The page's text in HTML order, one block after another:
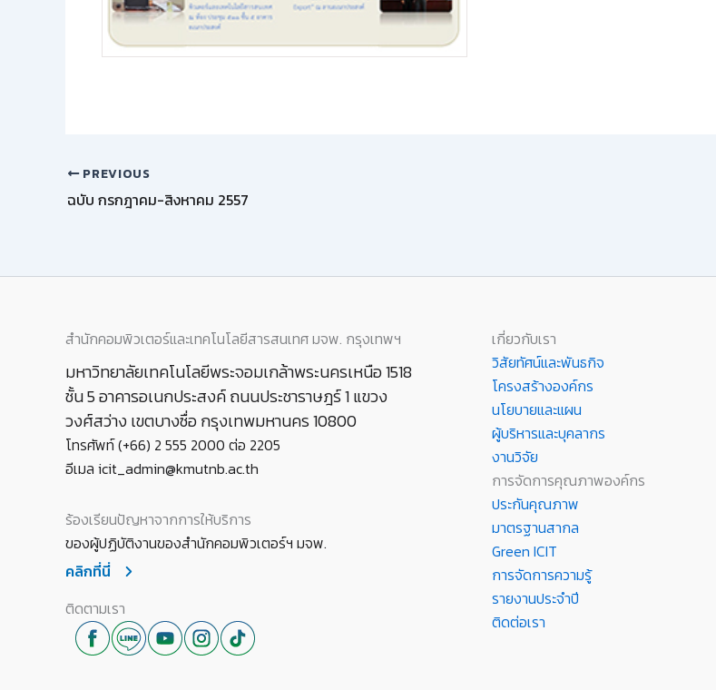
PREVIOUS
ฉบับ กรกฎาคม-สิงหาคม 2557
สำนักคอมพิวเตอร์และเทคโนโลยีสารสนเทศ มจพ. กรุงเทพฯ
มหาวิทยาลัยเทคโนโลยีพระจอมเกล้าพระนครเหนือ 1518
ชั้น 5 อาคารอเนกประสงค์ ถนนประชาราษฎร์ 1 แขวง
วงศ์สว่าง เขตบางซื่อ กรุงเทพมหานคร 10800
โทรศัพท์ (+66) 2 555 2000 ต่อ 2205
อีเมล icit_admin@kmutnb.ac.th
ร้องเรียนปัญหาจากการให้บริการ
ของผู้ปฏิบัติงานของสำนักคอมพิวเตอร์ฯ มจพ.
คลิกที่นี่
ติดตามเรา
เกี่ยวกับเรา
วิสัยทัศน์และพันธกิจ
โครงสร้างองค์กร
นโยบายและแผน
ผู้บริหารและบุคลากร
งานวิจัย
การจัดการคุณภาพองค์กร
ประกันคุณภาพ
มาตรฐานสากล
Green ICIT
การจัดการความรู้
รายงานประจำปี
ติดต่อเรา